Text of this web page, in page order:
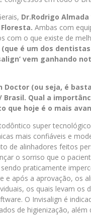
Dr.Rodrigo Almada
Ambas com
com o que existe de
é um dos
vem ganhando
Doctor (ou seja, é
Brasil. Qual a
hoje é o mais
super
mais confiáveis e
de alinhadores feitos
o sorriso que o
praticamente
e após a aprovação, os
os quais levam
O Invisalign é
de higienização,